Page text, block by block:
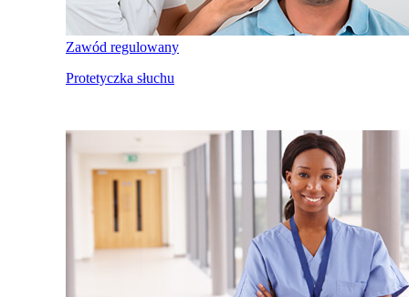
Zawód regulowany
Protetyczka słuchu